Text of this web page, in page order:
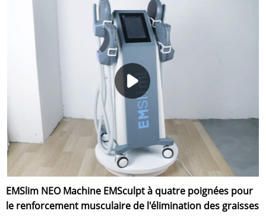
EMSlim NEO Machine EMSculpt à quatre poignées pour
le renforcement musculaire de l'élimination des graisses